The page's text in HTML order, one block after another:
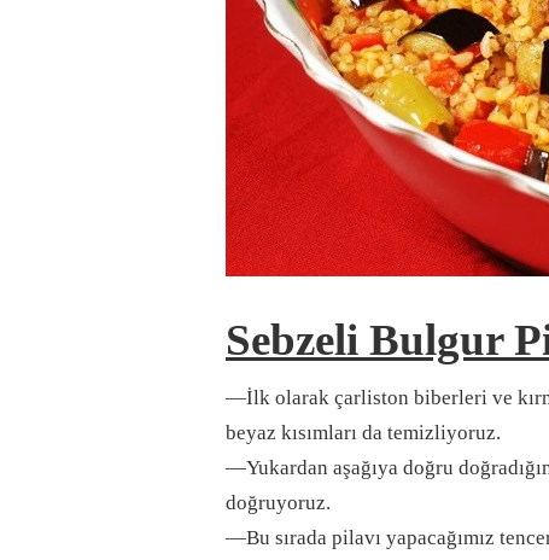
Sebzeli Bulgur
—İlk olarak çarliston biberleri ve
beyaz kısımları da temizliyoruz.
—Yukardan aşağıya doğru
doğruyoruz.
—Bu sırada pilavı yapacağımız